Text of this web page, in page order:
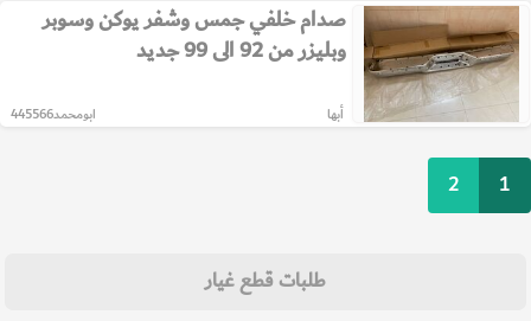
صدام خلفي جمس وشفر يوكن وسوبر
وبليزر من 92 الى 99 جديد
أبها ابومحمد445566
1
2
طلبات قطع غيار